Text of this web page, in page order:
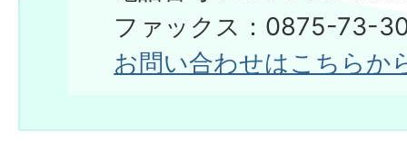
ファックス：0875-73-
お問い合わせはこちらか